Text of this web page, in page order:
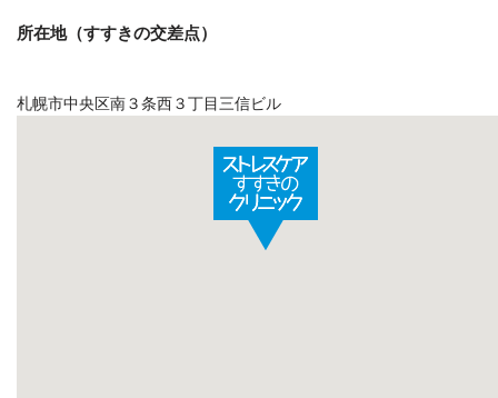
所在地（すすきの交差点）
札幌市中央区南３条西３丁目三信ビル